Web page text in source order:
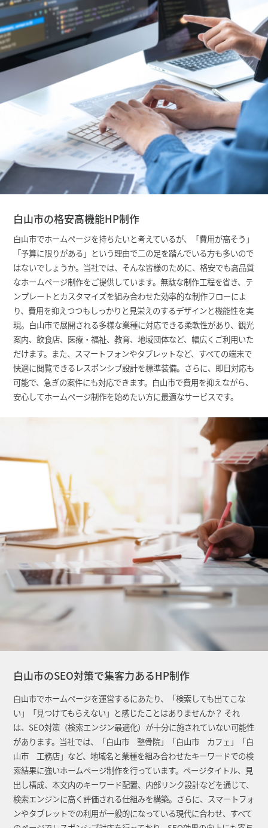
白山市の格安高機能HP制作
白山市でホームページを持ちたいと考えているが、「費用が高そう」
「予算に限りがある」という理由で二の足を踏んでいる方も多いので
はないでしょうか。当社では、そんな皆様のために、格安でも高品質
なホームページ制作をご提供しています。無駄な制作工程を省き、テ
ンプレートとカスタマイズを組み合わせた効率的な制作フローによ
り、費用を抑えつつもしっかりと見栄えのするデザインと機能性を実
現。白山市で展開される多様な業種に対応できる柔軟性があり、観光
案内、飲食店、医療・福祉、教育、地域団体など、幅広くご利用いた
だけます。また、スマートフォンやタブレットなど、すべての端末で
快適に閲覧できるレスポンシブ設計を標準装備。さらに、即日対応も
可能で、急ぎの案件にも対応できます。白山市で費用を抑えながら、
安心してホームページ制作を始めたい方に最適なサービスです。
白山市のSEO対策で集客力あるHP制作
白山市でホームページを運営するにあたり、「検索しても出てこな
い」「見つけてもらえない」と感じたことはありませんか？ それ
は、SEO対策（検索エンジン最適化）が十分に施されていない可能性
があります。当社では、「白山市 整骨院」「白山市 カフェ」「白
山市 工務店」など、地域名と業種を組み合わせたキーワードでの検
索結果に強いホームページ制作を行っています。ページタイトル、見
出し構成、本文内のキーワード配置、内部リンク設計などを通じて、
検索エンジンに高く評価される仕組みを構築。さらに、スマートフォ
ンやタブレットでの利用が一般的になっている現代に合わせ、すべて